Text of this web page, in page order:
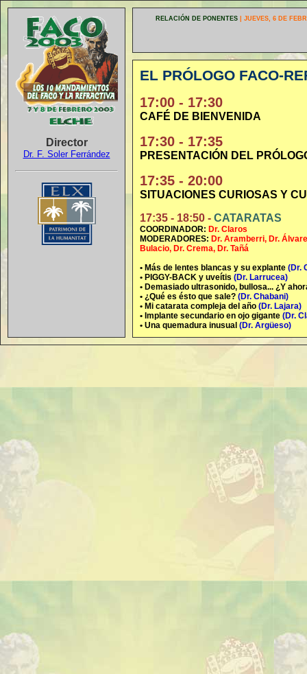
Director
Dr. F. Soler Ferrández
RELACIÓN DE PONENTES| JUEVES, 6 DE
EL PRÓLOGO FACO-
17:00 - 17:30
CAFÉ DE BIENVENIDA
17:30 - 17:35
PRESENTACIÓN DEL
17:35 - 20:00
SITUACIONES CURIOSAS Y
17:35 - 18:50 - CATARATAS
COORDINADOR: Dr. Claros
MODERADORES: Dr. Aramberri, Dr.
Bulacio, Dr. Crema, Dr. Tañá
• Más de lentes blancas y su explante (Dr.
• PIGGY-BACK y uveítis (Dr. Larrucea)
• Demasiado ultrasonido, bullosa... ¿Y
• ¿Qué es ésto que sale? (Dr. Chabani)
• Mi catarata compleja del año (Dr. Lajara)
• Implante secundario en ojo gigante (Dr.
• Una quemadura inusual (Dr. Argüeso)